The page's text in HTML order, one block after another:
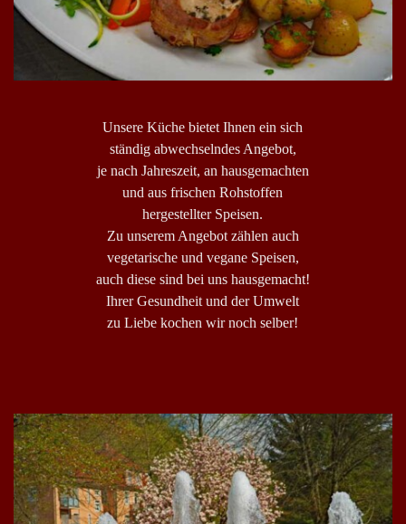
Unsere Küche bietet Ihnen ein sich
ständig abwechselndes Angebot,
je nach Jahreszeit, an hausgemachten
und aus frischen Rohstoffen
hergestellter Speisen.
Zu unserem Angebot zählen auch
vegetarische und vegane Speisen,
auch diese sind bei uns hausgemacht!
Ihrer Gesundheit und der Umwelt
zu Liebe kochen wir noch selber!